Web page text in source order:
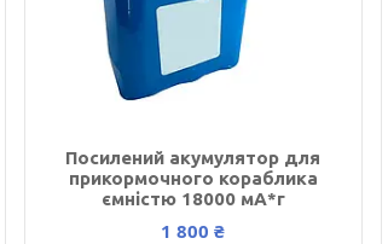
Посилений акумулятор для
прикормочного кораблика
ємністю 18000 мА*г
1 800 ₴